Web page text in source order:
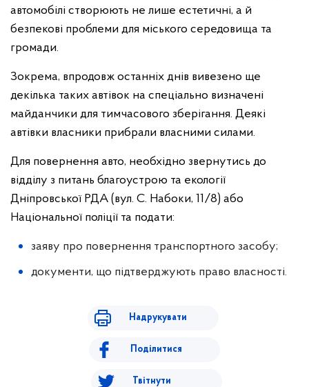
автомобілі створюють не лише естетичні, а й
безпекові проблеми для міського середовища та
громади.
Зокрема, впродовж останніх днів вивезено ще
декілька таких автівок на спеціально визначені
майданчики для тимчасового зберігання. Деякі
автівки власники прибрали власними силами.
Для повернення авто, необхідно звернутись до
відділу з питань благоустрою та екології
Дніпровської РДА (вул. С. Набоки, 11/8) або
Національної поліції та подати:
заяву про повернення транспортного засобу;
документи, що підтверджують право власності.
Надрукувати
Поділитися
Твітнути